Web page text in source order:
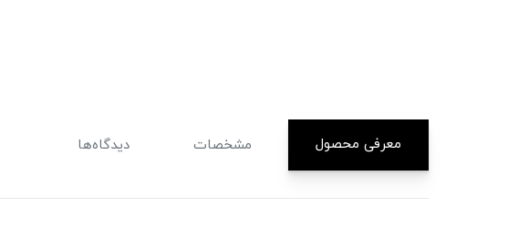
معرفی محصول مشخصات دیدگاه‌ها